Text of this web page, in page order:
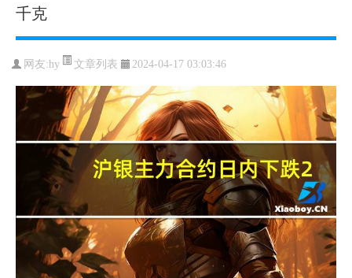
千克
网友:hy 文章列表 2024-04-17 03:03:46